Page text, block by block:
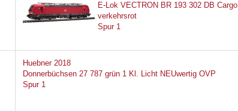
E-Lok VECTRON BR 193 302 DB Cargo
verkehrsrot
Spur 1
Huebner 2018
Donnerbüchsen 27 787 grün 1 Kl. Licht NEUwertig OVP
Spur 1